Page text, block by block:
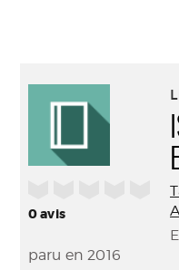
0avis
paru en 2016